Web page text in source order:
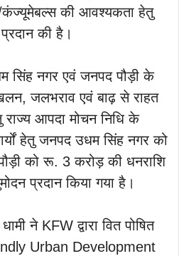
कंज्यूमेबल्स की आवश्यकता हेतु
की है।
सिंह नगर एवं जनपद पौड़ी के
जलभराव एवं बाढ़ से राहत
राज्य आपदा मोचन निधि के
हेतु जनपद उधम सिंह नगर को
को रू. 3 करोड़ की धनराशि
प्रदान किया गया है।
ने KFW द्वारा वित पोषित
Urban Development